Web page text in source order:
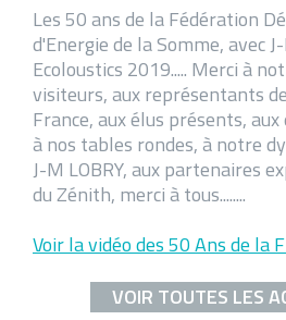
Les 50 ans de la Fédération
d'Energie de la Somme, avec
Ecoloustics 2019..... Merci à
visiteurs, aux représentants
France, aux élus présents,
à nos tables rondes, à notre
J-M LOBRY, aux partenaires
du Zénith, merci à tous........
Voir la vidéo des 50 Ans de la
VOIR TOUTES LES